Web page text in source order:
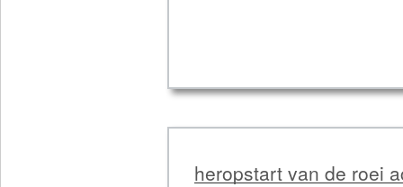
heropstart van de roei